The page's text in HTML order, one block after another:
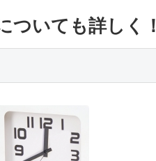
ついても詳しく！